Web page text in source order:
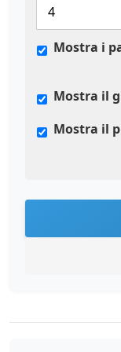
Mostra i
Mostra il
Mostra il